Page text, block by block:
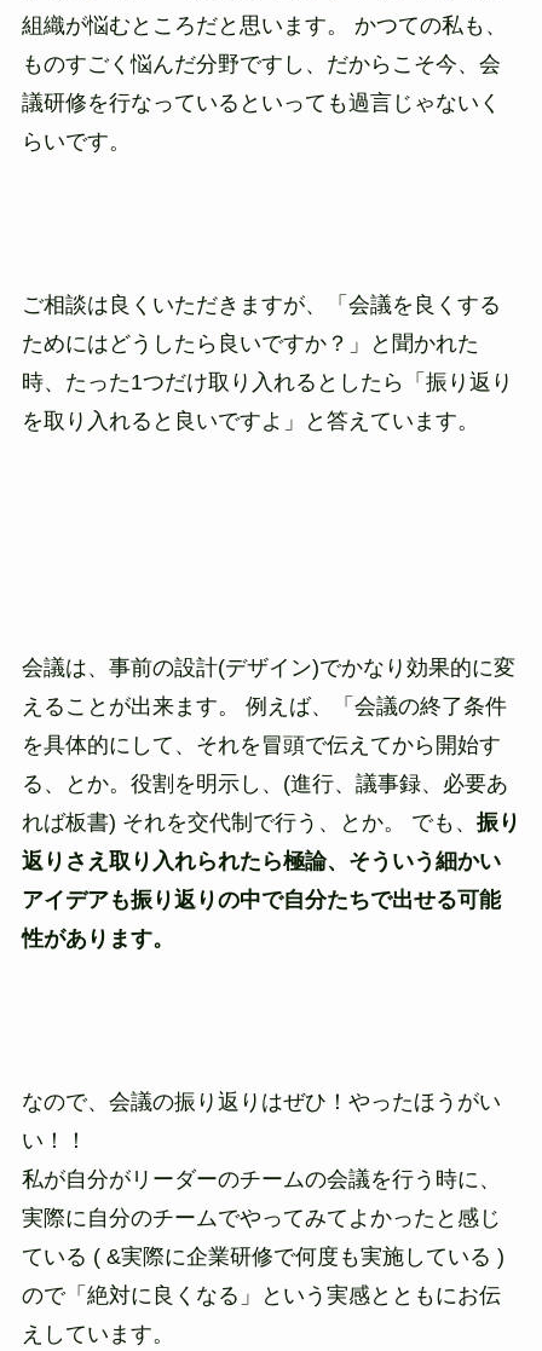
組織が悩むところだと思います。 かつての私も、
ものすごく悩んだ分野ですし、だからこそ今、会
議研修を行なっているといっても過言じゃないく
らいです。
ご相談は良くいただきますが、「会議を良くする
ためにはどうしたら良いですか？」と聞かれた
時、たった1つだけ取り入れるとしたら「振り返り
を取り入れると良いですよ」と答えています。
会議は、事前の設計(デザイン)でかなり効果的に変
えることが出来ます。 例えば、「会議の終了条件
を具体的にして、それを冒頭で伝えてから開始す
る、とか。役割を明示し、(進行、議事録、必要あ
れば板書) それを交代制で行う、とか。 でも、 振り
返りさえ取り入れられたら極論、そういう細かい
アイデアも振り返りの中で自分たちで出せる可能
性があります。
なので、会議の振り返りはぜひ！やったほうがい
い！！
私が自分がリーダーのチームの会議を行う時に、
実際に自分のチームでやってみてよかったと感じ
ている ( &実際に企業研修で何度も実施している )
ので「絶対に良くなる」という実感とともにお伝
えしています。